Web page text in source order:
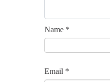
Name *
Email *